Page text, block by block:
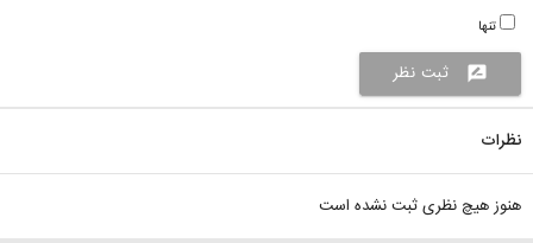
تنها
rate_review ثبت نظر
نظرات
هنوز هیچ نظری ثبت نشده است